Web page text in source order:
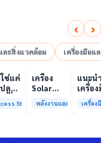
‹ ›
ละสิ่งแวดล้อม เครื่องมือแล
ม
เล่นวิดีโอ
ช่แค่
ลูก
าร
Story
เครื่อง
Solar
Simulator
มาตรฐาน
รับรอง
พลังงานและสิ่งแวดล้อม
เล่
01:00
แนะนำ
เครื่องมื
วิเคราะ
ทดสอบ
การกลา
เครื่องมื